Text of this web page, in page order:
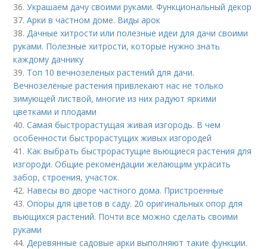
36.Украшаем дачу своими руками. Функциональный декор
37.Арки в частном доме. Виды арок
38. Дачные хитрости или полезные идеи для дачи своими
руками. Полезные хитрости, которые нужно знать
каждому дачнику
39. Топ 10 вечнозеленых растений для дачи.
Вечнозелёные растения привлекают нас не только
зимующей листвой, многие из них радуют яркими
цветками и плодами
40.Самая быстрорастущая живая изгородь. В чем
особенности быстрорастущих живых изгородей
41. Как выбрать быстрорастущие вьющиеся растения для
изгороди. Общие рекомендации желающим украсить
забор, строения, участок.
42. Навесы во дворе частного дома. Пристроенные
43.Опоры для цветов в саду. 20 оригинальных опор для
вьющихся растений. Почти все можно сделать своими
руками
44. Деревянные садовые арки выполняют такие функции.